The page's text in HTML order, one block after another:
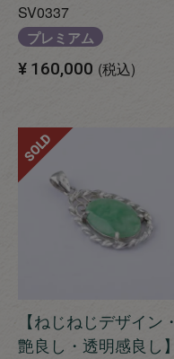
SV0337
プレミアム
¥ 160,000 税込
【ねじねじデザイン・
艶良し・透明感良し】
SOLD